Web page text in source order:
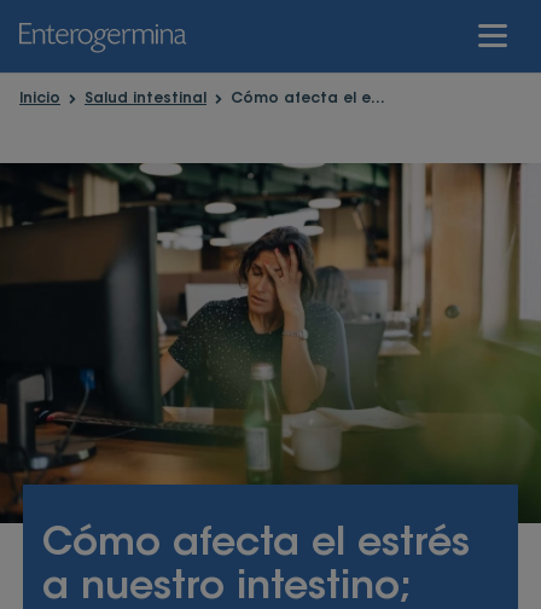
Inicio
El Intestino
Trastornos Intestinales
Salud Intestinal
El Poder De Los Probióticos
Productos
Inicio Salud intestinal Cómo afecta el estrés a nuestro intestino; nuestro segundo cerebro
Cómo afecta el estrés
a nuestro intestino;